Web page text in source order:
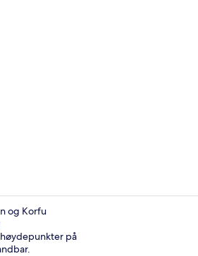
og Korfu
på